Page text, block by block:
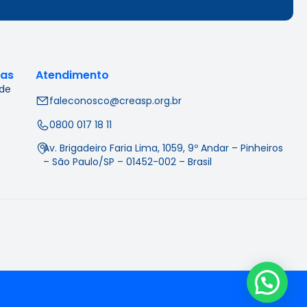
Atendimento
faleconosco@creasp.org.br
0800 017 18 11
Av. Brigadeiro Faria Lima, 1059, 9º Andar – Pinheiros
– São Paulo/SP – 01452-002 – Brasil